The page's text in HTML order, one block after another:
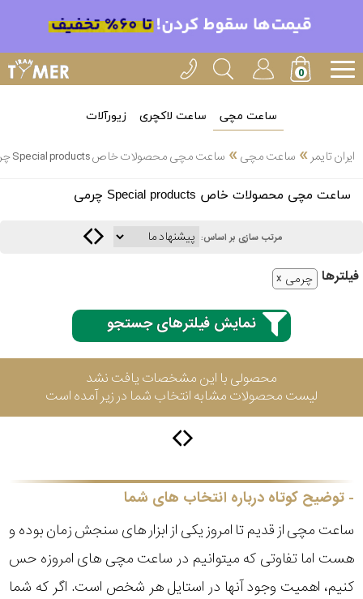
ساعت مچی ساعت لاکچری زیورآلات
ایران تایمر » ساعت مچی» ساعت مچی محصولات خاص Special products چرمی
ساعت مچی محصولات خاص Special products چرمی
مرتب سازی بر اساس:
فیلتر‌ها چرمی
نمایش فیلترهای جستجو
محصولی با این مشخصات یافت نشد
لیست محصولات مشابه انتخاب شما در زیر آمده است
توضیح کوتاه درباره انتخاب های شما
ساعت مچی از قدیم تا امروز یکی از ابزار های سنجش زمان بوده و
هست اما تفاوتی که میتوانیم در ساعت مچی های امروزه حس
کنیم، اهمیت وجود آنها در استایل هر شخص است. اگر که شما
انتخاب
بین 3
3
سیکو
سیتیزن
اورینت
پیلار